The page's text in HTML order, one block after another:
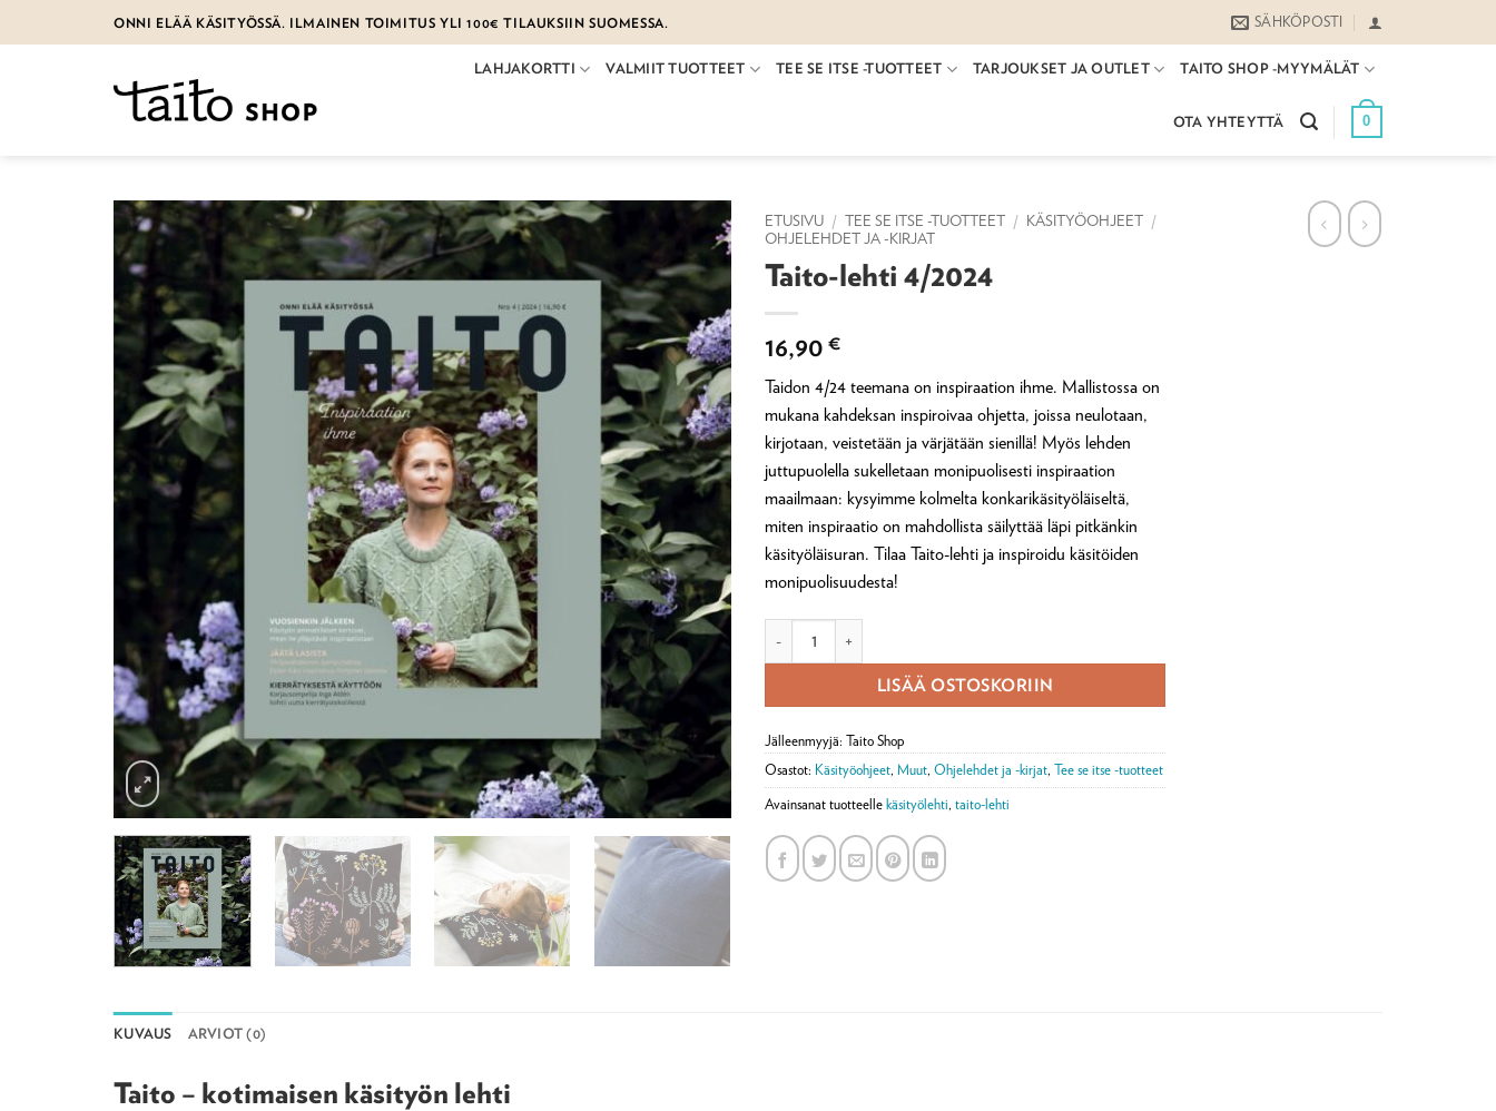
to
ONNI ELÄÄ KÄSITYÖSSÄ. ILMAINEN TOIMITUS YLI 100€ TILAUKSIIN SUOMESSA. SÄHKÖPOSTI
LAHJAKORTTI VALMIIT TUOTTEET TEE SE ITSE -TUOTTEET TARJOUKSET JA OUTLET TAITO SHOP -MYYMÄLÄT
OTA YHTEYTTÄ 0
ETUSIVU / TEE SE ITSE -TUOTTEET / KÄSITYÖOHJEET /
OHJELEHDET JA -KIRJAT
Taito-lehti 4/2024
16,90 €
Taidon 4/24 teemana on inspiraation ihme. Mallistossa on
mukana kahdeksan inspiroivaa ohjetta, joissa neulotaan,
kirjotaan, veistetään ja värjätään sienillä! Myös lehden
juttupuolella sukelletaan monipuolisesti inspiraation
maailmaan: kysyimme kolmelta konkarikäsityöläiseltä,
miten inspiraatio on mahdollista säilyttää läpi pitkänkin
käsityöläisuran. Tilaa Taito-lehti ja inspiroidu käsitöiden
monipuolisuudesta!
LISÄÄ OSTOSKORIIN
Jälleenmyyjä: Taito Shop
Osastot: Käsityöohjeet, Muut, Ohjelehdet ja -kirjat, Tee se itse -tuotteet
Avainsanat tuotteelle käsityölehti, taito-lehti
KUVAUS ARVIOT (0)
Taito – kotimaisen käsityön lehti